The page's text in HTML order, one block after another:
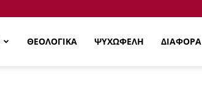
ΘΕΟΛΟΓΙΚΑ ΨΥΧΩΦΕΛΗ ΔΙΑΦΟΡΑ